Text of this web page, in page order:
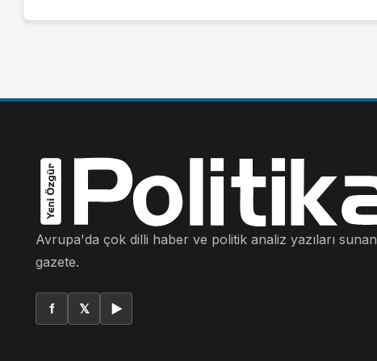
Avrupa'da çok dilli haber ve politik analiz yazıları sunan
gazete.
f 𝕏 ▶